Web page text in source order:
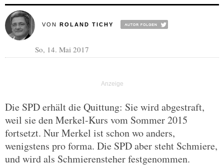
VON ROLAND TICHY
So, 14. Mai 2017
Die SPD erhält die Quittung: Sie wird abgestraft,
weil sie den Merkel-Kurs vom Sommer 2015
fortsetzt. Nur Merkel ist schon wo anders,
wenigstens pro forma. Die SPD aber steht Schmiere,
und wird als Schmierensteher festgenommen.